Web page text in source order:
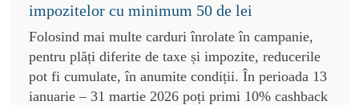
impozitelor cu minimum 50 de lei
Folosind mai multe carduri înrolate în campanie,
pentru plăți diferite de taxe și impozite, reducerile
pot fi cumulate, în anumite condiții. În perioada 13
ianuarie – 31 martie 2026 poți primi 10% cashback